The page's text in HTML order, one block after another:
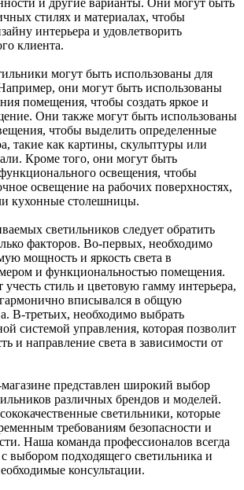
стилях и материалах, чтобы
интерьера и удовлетворить
клиента.
могут быть использованы для
они могут быть использованы
помещения, чтобы создать яркое и
Они также могут быть использованы
чтобы выделить определенные
такие как картины, скульптуры или
Кроме того, они могут быть
освещения, чтобы
освещение на рабочих поверхностях,
кухонные столешницы.
светильников следует обратить
факторов. Во-первых, необходимо
мощность и яркость света в
и функциональностью помещения.
стиль и цветовую гамму интерьера,
вписывался в общую
В-третьих, необходимо выбрать
системой управления, которая позволит
и направление света в зависимости от
представлен широкий выбор
различных брендов и моделей.
светильники, которые
требованиям безопасности и
Наша команда профессионалов всегда
выбором подходящего светильника и
консультации.